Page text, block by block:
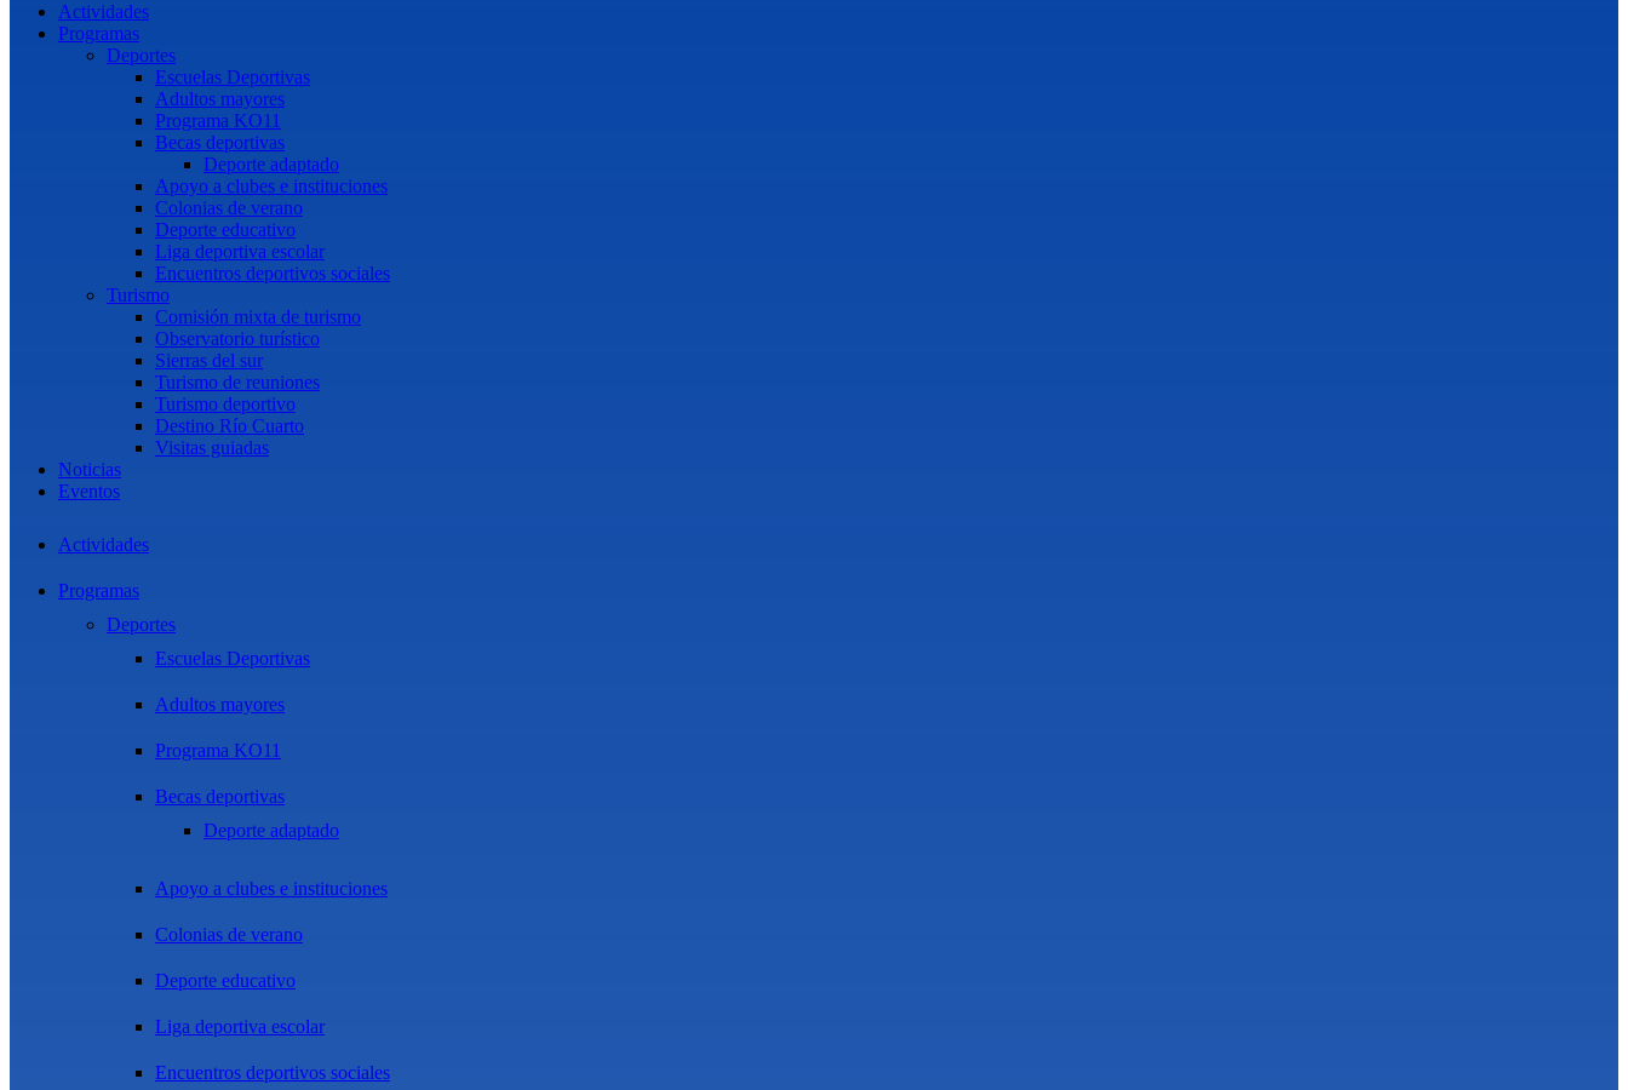
Actividades
Programas
Deportes
Escuelas Deportivas
Adultos mayores
Programa KO11
Becas deportivas
Deporte adaptado
Apoyo a clubes e instituciones
Colonias de verano
Deporte educativo
Liga deportiva escolar
Encuentros deportivos sociales
Turismo
Comisión mixta de turismo
Observatorio turístico
Sierras del sur
Turismo de reuniones
Turismo deportivo
Destino Río Cuarto
Visitas guiadas
Noticias
Eventos
Actividades
Programas
Deportes
Escuelas Deportivas
Adultos mayores
Programa KO11
Becas deportivas
Deporte adaptado
Apoyo a clubes e instituciones
Colonias de verano
Deporte educativo
Liga deportiva escolar
Encuentros deportivos sociales